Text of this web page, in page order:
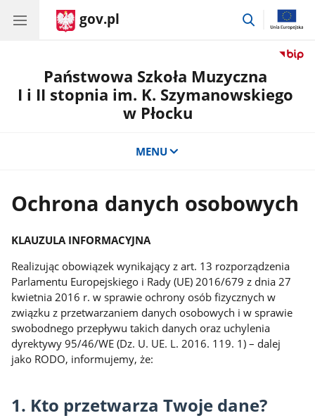
gov.pl
przejdź
Państwowa Szkoła Muzyczna
I i II stopnia im. K. Szymanowskiego
w Płocku
MENU
Ochrona danych osobowych
KLAUZULA INFORMACYJNA
Realizując obowiązek wynikający z art. 13 rozporządzenia
Parlamentu Europejskiego i Rady (UE) 2016/679 z dnia 27
kwietnia 2016 r. w sprawie ochrony osób fizycznych w
związku z przetwarzaniem danych osobowych i w sprawie
swobodnego przepływu takich danych oraz uchylenia
dyrektywy 95/46/WE (Dz. U. UE. L. 2016. 119. 1) – dalej
jako RODO, informujemy, że:
1. Kto przetwarza Twoje dane?